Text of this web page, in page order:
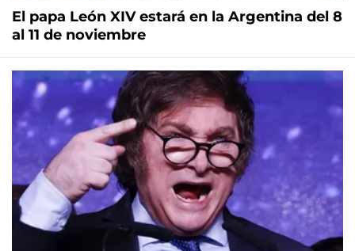
El papa León XIV estará en la Argentina del 8
al 11 de noviembre